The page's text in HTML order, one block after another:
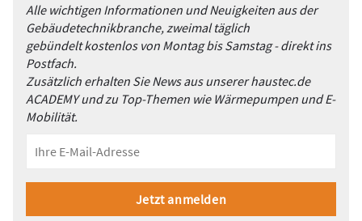
Alle wichtigen Informationen und Neuigkeiten aus der
Gebäudetechnikbranche, zweimal täglich
gebündelt kostenlos von Montag bis Samstag - direkt ins
Postfach.
Zusätzlich erhalten Sie News aus unserer haustec.de
ACADEMY und zu Top-Themen wie Wärmepumpen und E-
Mobilität.